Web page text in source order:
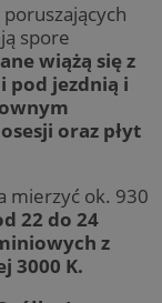
spore
wiążą się z
jezdnią i
oraz płyt
mierzyć ok. 930
22 do 24
z
3000 K.